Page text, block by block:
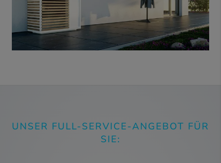
UNSER FULL-SERVICE-ANGEBOT FÜR
SIE: